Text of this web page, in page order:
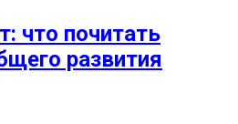
что почитать
развития